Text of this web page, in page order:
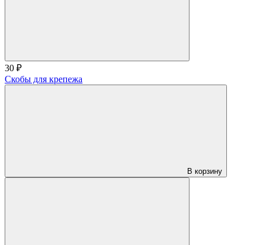
30 ₽
Скобы для крепежа
В корзину